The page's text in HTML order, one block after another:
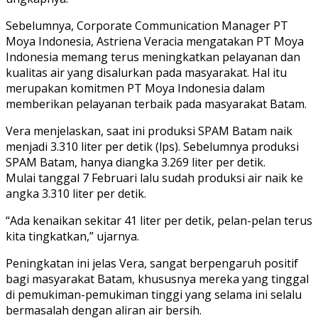
Sebelumnya, Corporate Communication Manager PT
Moya Indonesia, Astriena Veracia mengatakan PT Moya
Indonesia memang terus meningkatkan pelayanan dan
kualitas air yang disalurkan pada masyarakat. Hal itu
merupakan komitmen PT Moya Indonesia dalam
memberikan pelayanan terbaik pada masyarakat Batam.
Vera menjelaskan, saat ini produksi SPAM Batam naik
menjadi 3.310 liter per detik (lps). Sebelumnya produksi
SPAM Batam, hanya diangka 3.269 liter per detik.
Mulai tanggal 7 Februari lalu sudah produksi air naik ke
angka 3.310 liter per detik.
“Ada kenaikan sekitar 41 liter per detik, pelan-pelan terus
kita tingkatkan,” ujarnya.
Peningkatan ini jelas Vera, sangat berpengaruh positif
bagi masyarakat Batam, khususnya mereka yang tinggal
di pemukiman-pemukiman tinggi yang selama ini selalu
bermasalah dengan aliran air bersih.